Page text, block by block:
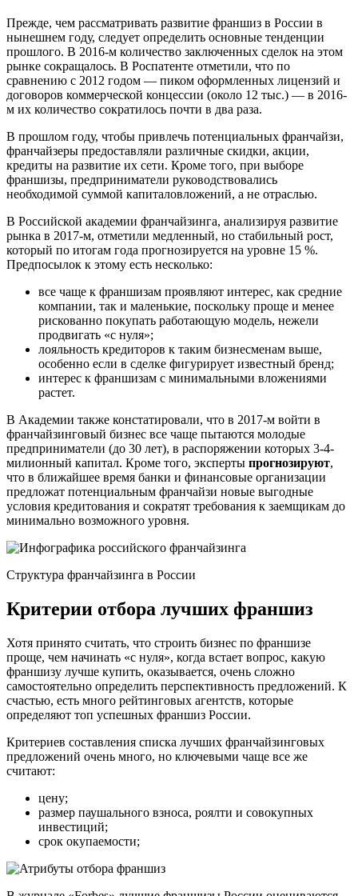
Прежде, чем рассматривать развитие франшиз в России в
нынешнем году, следует определить основные тенденции
прошлого. В 2016-м количество заключенных сделок на этом
рынке сокращалось. В Роспатенте отметили, что по
сравнению с 2012 годом — пиком оформленных лицензий и
договоров коммерческой концессии (около 12 тыс.) — в 2016-
м их количество сократилось почти в два раза.
В прошлом году, чтобы привлечь потенциальных франчайзи,
франчайзеры предоставляли различные скидки, акции,
кредиты на развитие их сети. Кроме того, при выборе
франшизы, предприниматели руководствовались
необходимой суммой капиталовложений, а не отраслью.
В Российской академии франчайзинга, анализируя развитие
рынка в 2017-м, отметили медленный, но стабильный рост,
который по итогам года прогнозируется на уровне 15 %.
Предпосылок к этому есть несколько:
все чаще к франшизам проявляют интерес, как средние
компании, так и маленькие, поскольку проще и менее
рискованно покупать работающую модель, нежели
продвигать «с нуля»;
лояльность кредиторов к таким бизнесменам выше,
особенно если в сделке фигурирует известный бренд;
интерес к франшизам с минимальными вложениями
растет.
В Академии также констатировали, что в 2017-м войти в
франчайзинговый бизнес все чаще пытаются молодые
предприниматели (до 30 лет), в распоряжении которых 3-4-
милионный капитал. Кроме того, эксперты прогнозируют,
что в ближайшее время банки и финансовые организации
предложат потенциальным франчайзи новые выгодные
условия кредитования и сократят требования к заемщикам до
минимально возможного уровня.
Структура франчайзинга в России
Критерии отбора лучших франшиз
Хотя принято считать, что строить бизнес по франшизе
проще, чем начинать «с нуля», когда встает вопрос, какую
франшизу лучше купить, оказывается, очень сложно
самостоятельно определить перспективность предложений. К
счастью, есть много рейтинговых агентств, которые
определяют топ успешных франшиз России.
Критериев составления списка лучших франчайзинговых
предложений очень много, но ключевыми чаще все же
считают:
цену;
размер паушального взноса, роялти и совокупных
инвестиций;
срок окупаемости;